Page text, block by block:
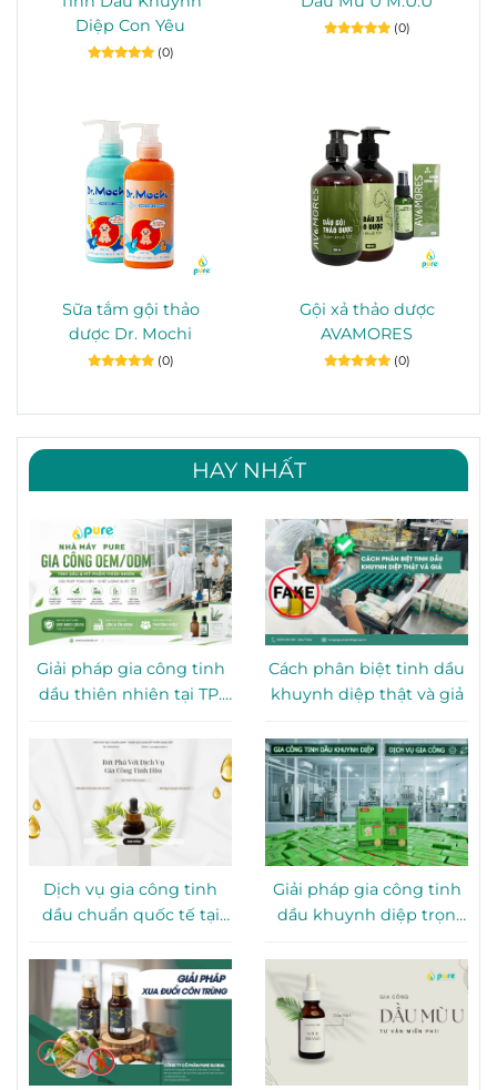
Diệp Con Yêu
(0)
(0)
Sữa tắm gội thảo
dược Dr. Mochi
(0)
Gội xả thảo dược
AVAMORES
(0)
HAY NHẤT
Giải pháp gia công tinh
dầu thiên nhiên tại TP.
Cách phân biệt tinh dầu
khuynh diệp thật và giả
Dịch vụ gia công tinh
dầu chuẩn quốc tế tại
Giải pháp gia công tinh
dầu khuynh diệp trọn